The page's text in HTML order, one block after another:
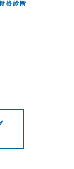
格診断